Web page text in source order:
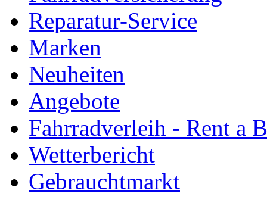
Reparatur-Service
Marken
Neuheiten
Angebote
Fahrradverleih - Rent a
Wetterbericht
Gebrauchtmarkt